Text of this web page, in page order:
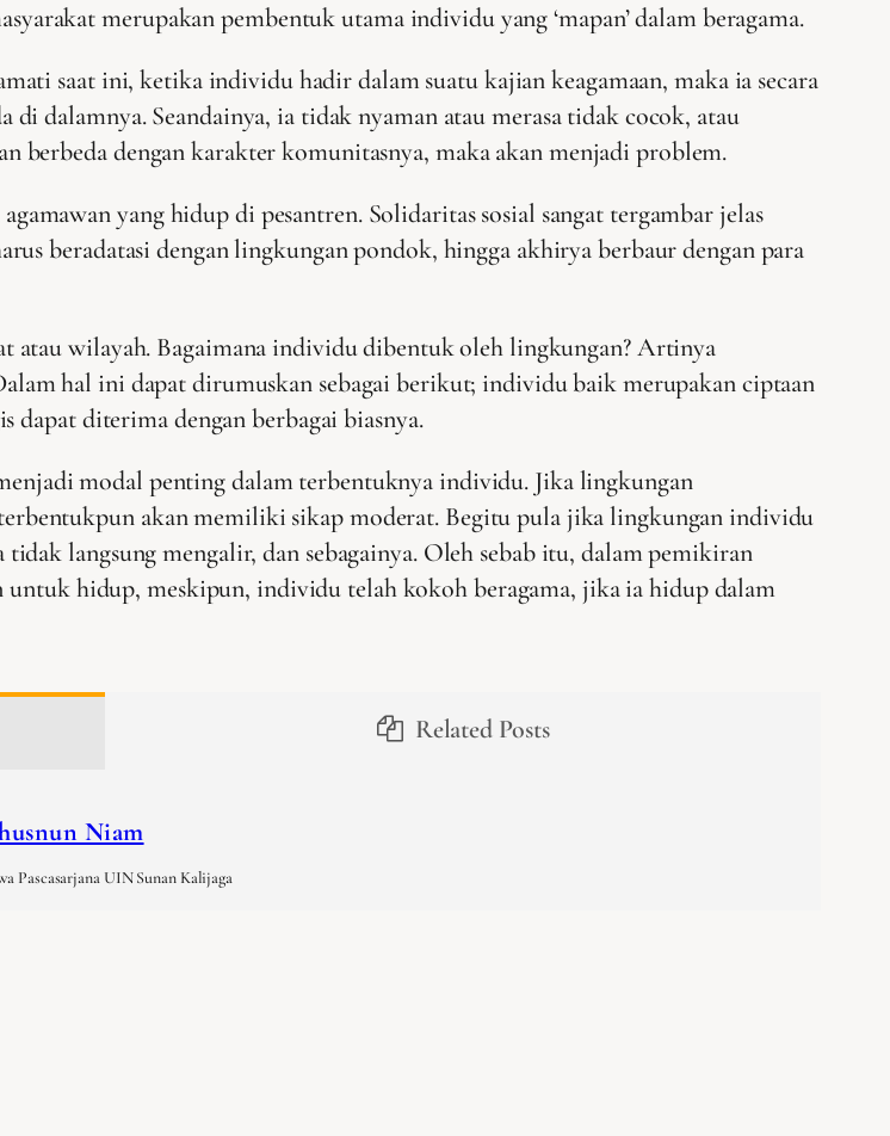
merupakan pembentuk utama individu yang ‘mapan’ dalam beragama.
saat ini, ketika individu hadir dalam suatu kajian keagamaan, maka ia secara
di dalamnya. Seandainya, ia tidak nyaman atau merasa tidak cocok, atau
berbeda dengan karakter komunitasnya, maka akan menjadi problem.
yang hidup di pesantren. Solidaritas sosial sangat tergambar jelas
beradatasi dengan lingkungan pondok, hingga akhirya berbaur dengan para
atau wilayah. Bagaimana individu dibentuk oleh lingkungan? Artinya
hal ini dapat dirumuskan sebagai berikut; individu baik merupakan ciptaan
dapat diterima dengan berbagai biasnya.
modal penting dalam terbentuknya individu. Jika lingkungan
akan memiliki sikap moderat. Begitu pula jika lingkungan individu
langsung mengalir, dan sebagainya. Oleh sebab itu, dalam pemikiran
hidup, meskipun, individu telah kokoh beragama, jika ia hidup dalam
Related Posts
Niam
Pascasarjana UIN Sunan Kalijaga